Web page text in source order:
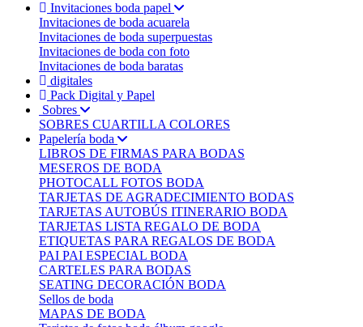
Invitaciones boda papel
Invitaciones de boda acuarela
Invitaciones de boda superpuestas
Invitaciones de boda con foto
Invitaciones de boda baratas
digitales
Pack Digital y Papel
Sobres
SOBRES CUARTILLA COLORES
Papelería boda
LIBROS DE FIRMAS PARA BODAS
MESEROS DE BODA
PHOTOCALL FOTOS BODA
TARJETAS DE AGRADECIMIENTO BODAS
TARJETAS AUTOBÚS ITINERARIO BODA
TARJETAS LISTA REGALO DE BODA
ETIQUETAS PARA REGALOS DE BODA
PAI PAI ESPECIAL BODA
CARTELES PARA BODAS
SEATING DECORACIÓN BODA
Sellos de boda
MAPAS DE BODA